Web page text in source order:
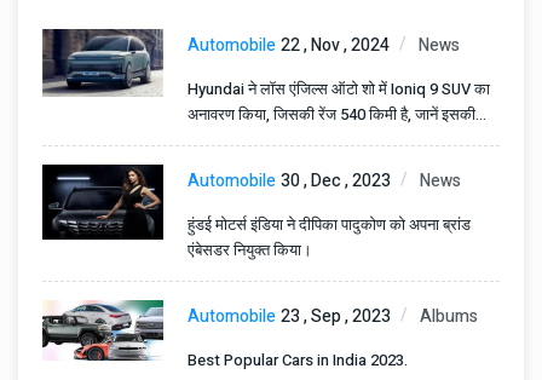
Automobile22 , Nov , 2024 News
Hyundai ने लॉस एंजिल्स ऑटो शो में Ioniq 9 SUV का
अनावरण किया, जिसकी रेंज 540 किमी है, जानें इसकी
प्रमुख विशेषताएँ।
Automobile30 , Dec , 2023 News
हुंडई मोटर्स इंडिया ने दीपिका पादुकोण को अपना ब्रांड
एंबेसडर नियुक्त किया।
Automobile23 , Sep , 2023 Albums
Best Popular Cars in India 2023.